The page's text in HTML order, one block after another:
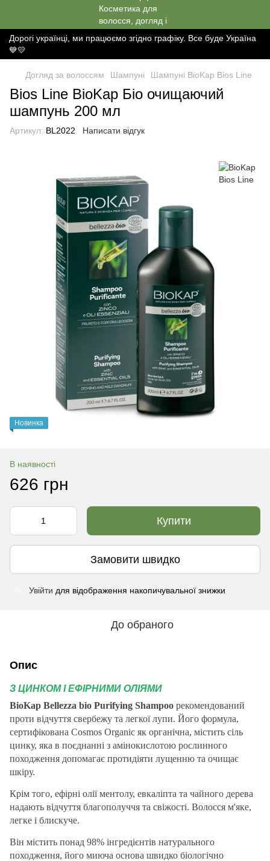
Дорогі українці, ми працюємо згідно графіку. Все буде Україна
💙💛
Догляд за волоссям Шампуні Шампуні BioKap Bios Line
Bios Line BioKap Біо очищаючий
шампунь 200 мл
Артикул: BL2022 Написати відгук
Новинка
В наявності
626 грн
Купити
Замовити швидко
Увійти для відображення накопичувальної знижки
До обраного
Опис
З ЦИНКОМ І ЕФІРНИМИ ОЛІЯМИ
BioKap Bellezza bio Purifying Shampoo рекомендований
проти відчуття свербежу та легкої лупи. Його формула,
сертифікована Cosmos Organic як органічна, містить сіль
цинку, яка в поєднанні з амінокислотою рослинного
походження допомагає протидіяти лущенню та очищає
шкіру.
Крім того, ефірні олії ментолу, евкаліпта та чайного дерева
надають відчуття благополуччя та свіжості. Волосся м'яке,
легке і блискуче.
Він містить понад 98% інгредієнтів натурального
походження, його миюча основа швидко біологічно